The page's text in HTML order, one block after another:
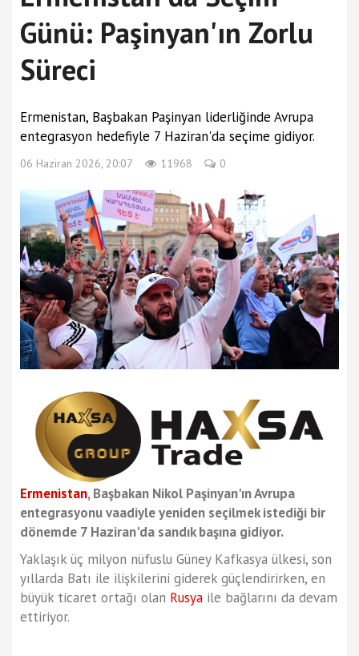
Günü: Paşinyan'ın Zorlu
Süreci
Ermenistan, Başbakan Paşinyan liderliğinde Avrupa
entegrasyon hedefiyle 7 Haziran'da seçime gidiyor.
06 Haziran 2026, 20:07 11968 0
Ermenistan, Başbakan Nikol Paşinyan'ın Avrupa
entegrasyonu vaadiyle yeniden seçilmek istediği bir
dönemde 7 Haziran'da sandık başına gidiyor.
Yaklaşık üç milyon nüfuslu Güney Kafkasya ülkesi, son
yıllarda Batı ile ilişkilerini giderek güçlendirirken, en
büyük ticaret ortağı olan Rusya ile bağlarını da devam
ettiriyor.